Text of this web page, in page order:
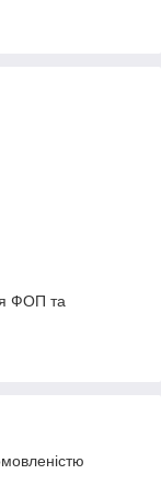
ФОП та